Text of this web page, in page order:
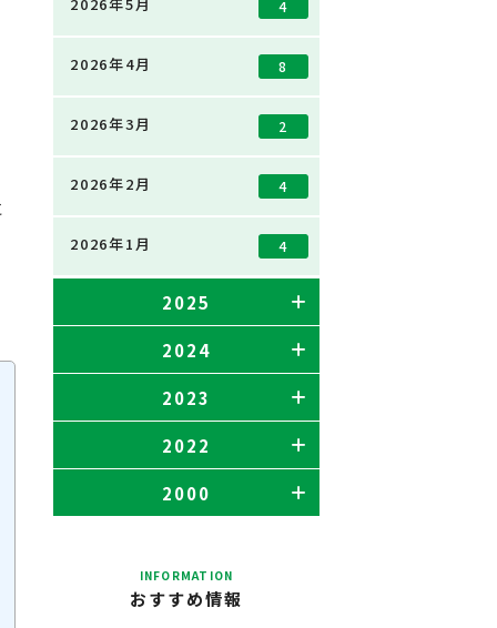
4
2026年4月 8
2026年3月 2
2026年2月 4
2026年1月 4
2025
2024
2023
2022
2000
INFORMATION
おすすめ情報